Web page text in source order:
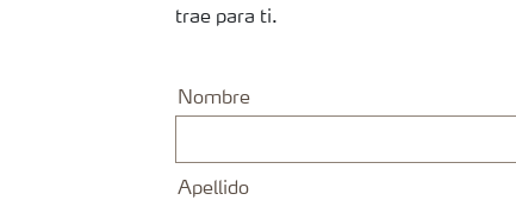
trae para ti.
Nombre
Apellido